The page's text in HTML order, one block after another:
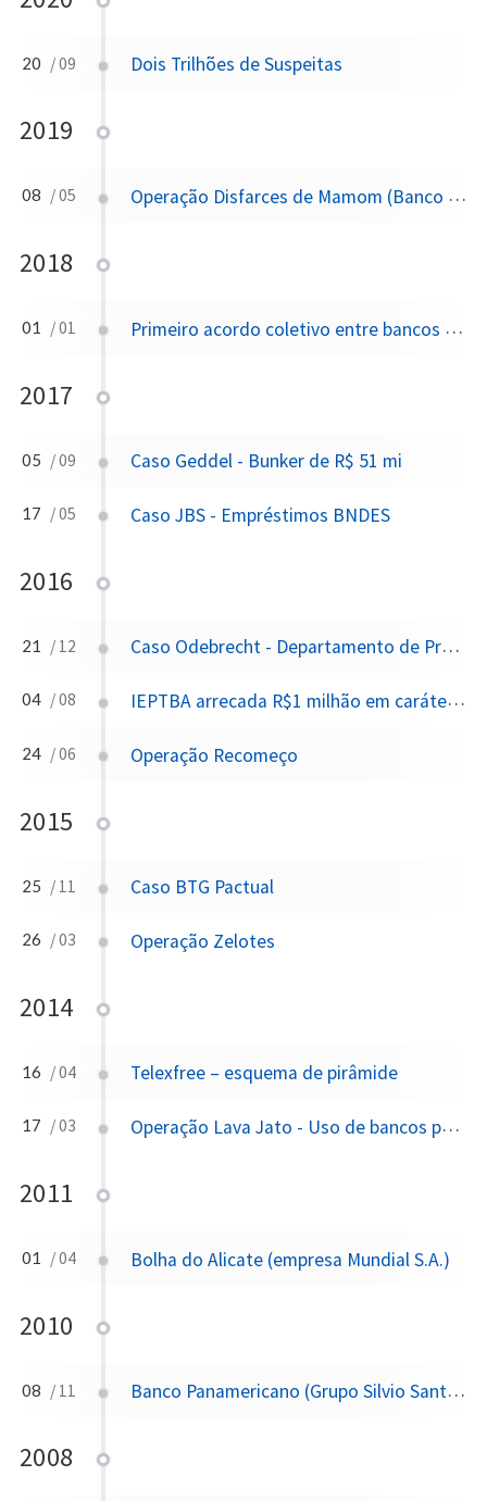
20 / 09 Dois Trilhões de Suspeitas
2019
08 / 05 Operação Disfarces de Mamom (Banco Paulista)
2018
01 / 01 Primeiro acordo coletivo entre bancos e poupadores é homologado pelo STF na ADPF 165, com prorrogações sucessivas do prazo de adesão
2017
05 / 09 Caso Geddel - Bunker de R$ 51 mi
17 / 05 Caso JBS - Empréstimos BNDES
2016
21 / 12 Caso Odebrecht - Departamento de Propinas
04 / 08 IEPTBA arrecada R$1 milhão em caráter 'urgente' entre tabeliães da Bahia após suspensão de julgamento no STF por Dias Toffoli
24 / 06 Operação Recomeço
2015
25 / 11 Caso BTG Pactual
26 / 03 Operação Zelotes
2014
16 / 04 Telexfree – esquema de pirâmide
17 / 03 Operação Lava Jato - Uso de bancos para lavagem
2011
01 / 04 Bolha do Alicate (empresa Mundial S.A.)
2010
08 / 11 Banco Panamericano (Grupo Silvio Santos)
2008